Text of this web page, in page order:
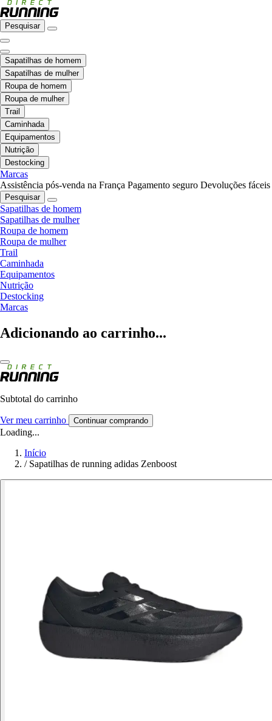
Pesquisar
Sapatilhas de homem
Sapatilhas de mulher
Roupa de homem
Roupa de mulher
Trail
Caminhada
Equipamentos
Nutrição
Destocking
Marcas
Assistência pós-venda na França Pagamento seguro Devoluções fáceis
Pesquisar
Sapatilhas de homem
Sapatilhas de mulher
Roupa de homem
Roupa de mulher
Trail
Caminhada
Equipamentos
Nutrição
Destocking
Marcas
Adicionando ao carrinho...
Subtotal do carrinho
Ver meu carrinho Continuar comprando
Loading...
Início
/ Sapatilhas de running adidas Zenboost